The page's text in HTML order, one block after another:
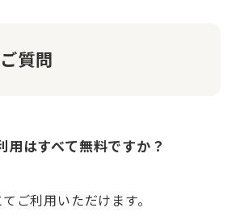
質問
用はすべて無料ですか？
ご利用いただけます。